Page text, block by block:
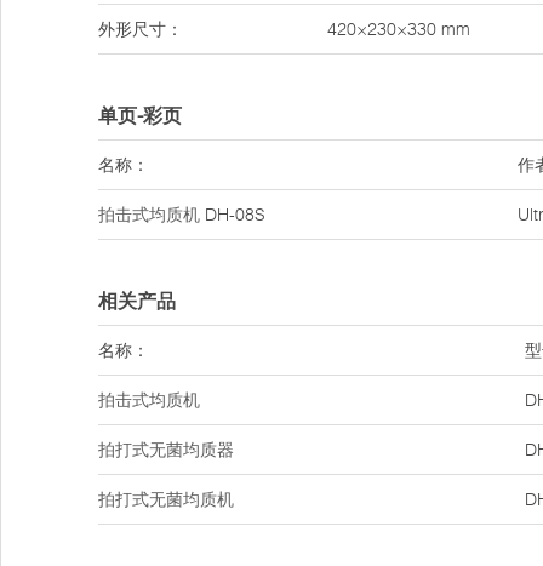
外形尺寸： 420×230×330 mm
单页-彩页
名称： 作
拍击式均质机 DH-08S
相关产品
名称：
拍击式均质机
拍打式无菌均质器
拍打式无菌均质机